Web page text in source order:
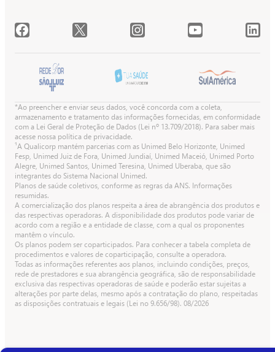
Acessar o Facebook da Quali. Acessar o X da Quali. Acessar o Instagram da Quali. Acessar o Youtube da Quali. Acessar o LinkedIn
*Ao preencher e enviar seus dados, você concorda com a coleta,
armazenamento e tratamento das informações fornecidas, em conformidade
com a Lei Geral de Proteção de Dados (Lei nº 13.709/2018). Para saber mais
acesse nossa política de privacidade.
¹A Qualicorp mantém parcerias com as Unimed Belo Horizonte, Unimed
Fesp, Unimed Juiz de Fora, Unimed Jundiaí, Unimed Maceió, Unimed Porto
Alegre, Unimed Santos, Unimed Teresina, Unimed Uberaba, que são
integrantes do Sistema Nacional Unimed.
Planos de saúde coletivos, conforme as regras da ANS. Informações
resumidas.
A comercialização dos planos respeita a área de abrangência dos produtos e
das respectivas operadoras. A disponibilidade dos produtos pode variar de
acordo com a região e a entidade de classe, com a qual os proponentes
mantêm o vínculo.
Os planos podem ser coparticipados. Para conhecer a tabela completa de
procedimentos e valores de coparticipação, consulte a operadora.
Todas as informações referentes aos planos, incluindo condições, preços,
rede de prestadores e sua abrangência geográfica, são de responsabilidade
exclusiva das respectivas operadoras de saúde e poderão estar sujeitas a
alterações por parte delas, mesmo após a contratação do plano, respeitadas
as disposições contratuais e legais (Lei no 9.656/98). 08/2026